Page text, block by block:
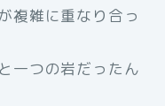
複雑に重なり合っ
一つの岩だったん